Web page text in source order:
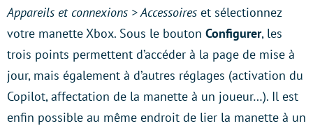
Appareils et connexions > Accessoires et sélectionnez
votre manette Xbox. Sous le bouton Configurer, les
trois points permettent d’accéder à la page de mise à
jour, mais également à d’autres réglages (activation du
Copilot, affectation de la manette à un joueur…). Il est
enfin possible au même endroit de lier la manette à un